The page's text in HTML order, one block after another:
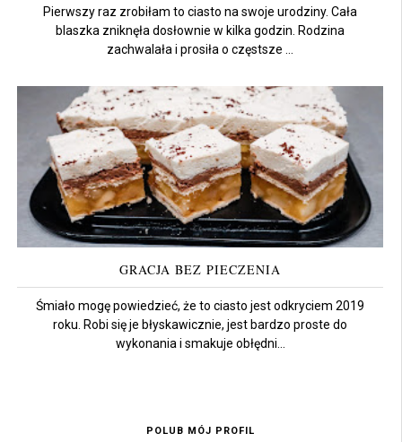
Pierwszy raz zrobiłam to ciasto na swoje urodziny. Cała
blaszka zniknęła dosłownie w kilka godzin. Rodzina
zachwalała i prosiła o częstsze ...
GRACJA BEZ PIECZENIA
Śmiało mogę powiedzieć, że to ciasto jest odkryciem 2019
roku. Robi się je błyskawicznie, jest bardzo proste do
wykonania i smakuje obłędni...
POLUB MÓJ PROFIL